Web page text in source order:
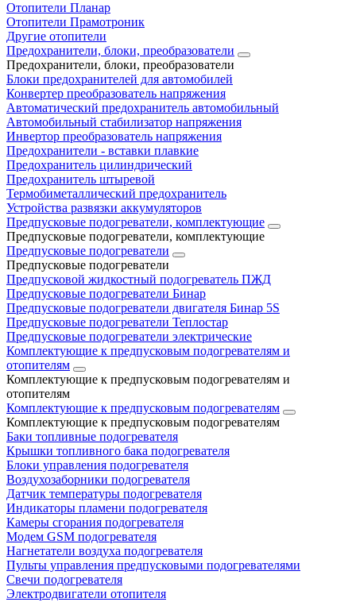
Отопители Планар
Отопители Прамотроник
Другие отопители
Предохранители, блоки, преобразователи
Предохранители, блоки, преобразователи
Блоки предохранителей для автомобилей
Конвертер преобразователь напряжения
Автоматический предохранитель автомобильный
Автомобильный стабилизатор напряжения
Инвертор преобразователь напряжения
Предохранители - вставки плавкие
Предохранитель цилиндрический
Предохранитель штыревой
Термобиметаллический предохранитель
Устройства развязки аккумуляторов
Предпусковые подогреватели, комплектующие
Предпусковые подогреватели, комплектующие
Предпусковые подогреватели
Предпусковые подогреватели
Предпусковой жидкостный подогреватель ПЖД
Предпусковые подогреватели Бинар
Предпусковые подогреватели двигателя Бинар 5S
Предпусковые подогреватели Теплостар
Предпусковые подогреватели электрические
Комплектующие к предпусковым подогревателям и
отопителям
Комплектующие к предпусковым подогревателям и
отопителям
Комплектующие к предпусковым подогревателям
Комплектующие к предпусковым подогревателям
Баки топливные подогревателя
Крышки топливного бака подогревателя
Блоки управления подогревателя
Воздухозаборники подогревателя
Датчик температуры подогревателя
Индикаторы пламени подогревателя
Камеры сгорания подогревателя
Модем GSM подогревателя
Нагнетатели воздуха подогревателя
Пульты управления предпусковыми подогревателями
Свечи подогревателя
Электродвигатели отопителя